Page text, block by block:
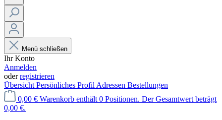
Menü schließen
Ihr Konto
Anmelden
oderregistrieren
Übersicht Persönliches Profil Adressen Bestellungen
0,00 € Warenkorb enthält 0 Positionen. Der Gesamtwert beträgt
0,00 €.